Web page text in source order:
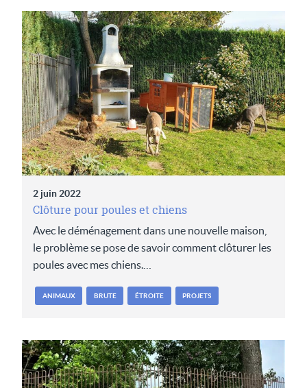
2 juin 2022
Clôture pour poules et chiens
Avec le déménagement dans une nouvelle maison,
le problème se pose de savoir comment clôturer les
poules avec mes chiens.…
ANIMAUX BRUTE ÉTROITE PROJETS